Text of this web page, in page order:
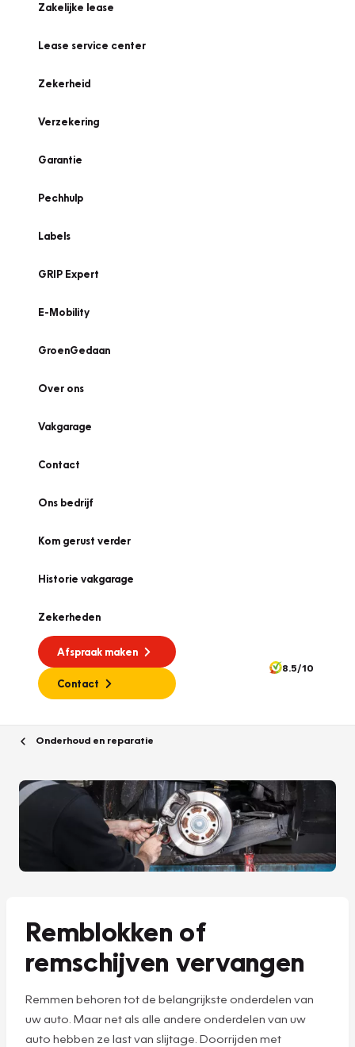
Zakelijke lease
Lease service center
Zekerheid
Verzekering
Garantie
Pechhulp
Labels
GRIP Expert
E-Mobility
GroenGedaan
Over ons
Vakgarage
Contact
Ons bedrijf
Kom gerust verder
Historie vakgarage
Zekerheden
Afspraak maken
Contact
8.5/10
Onderhoud en reparatie
Remblokken of
remschijven vervangen
Remmen behoren tot de belangrijkste onderdelen van
uw auto. Maar net als alle andere onderdelen van uw
auto hebben ze last van slijtage. Doorrijden met